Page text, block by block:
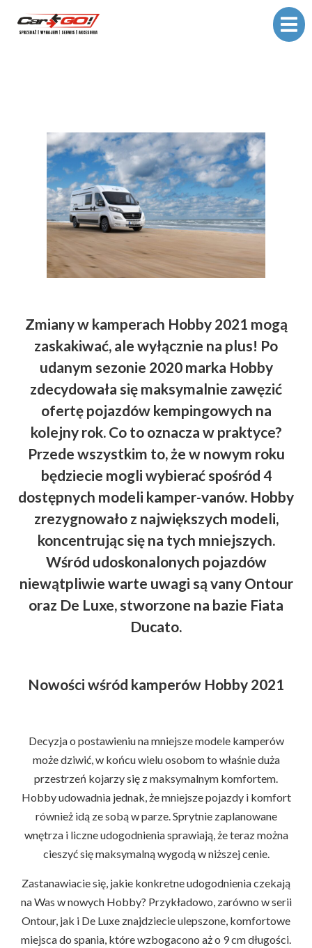
Zmiany w kamperach Hobby 2021 mogą
zaskakiwać, ale wyłącznie na plus! Po
udanym sezonie 2020 marka Hobby
zdecydowała się maksymalnie zawęzić
ofertę pojazdów kempingowych na
kolejny rok. Co to oznacza w praktyce?
Przede wszystkim to, że w nowym roku
będziecie mogli wybierać spośród 4
dostępnych modeli kamper-vanów. Hobby
zrezygnowało z największych modeli,
koncentrując się na tych mniejszych.
Wśród udoskonalonych pojazdów
niewątpliwie warte uwagi są vany Ontour
oraz De Luxe, stworzone na bazie Fiata
Ducato.
Nowości wśród kamperów Hobby 2021
Decyzja o postawieniu na mniejsze modele kamperów
może dziwić, w końcu wielu osobom to właśnie duża
przestrzeń kojarzy się z maksymalnym komfortem.
Hobby udowadnia jednak, że mniejsze pojazdy i komfort
również idą ze sobą w parze. Sprytnie zaplanowane
wnętrza i liczne udogodnienia sprawiają, że teraz można
cieszyć się maksymalną wygodą w niższej cenie.
Zastanawiacie się, jakie konkretne udogodnienia czekają
na Was w nowych Hobby? Przykładowo, zarówno w serii
Ontour, jak i De Luxe znajdziecie ulepszone, komfortowe
miejsca do spania, które wzbogacono aż o 9 cm długości.